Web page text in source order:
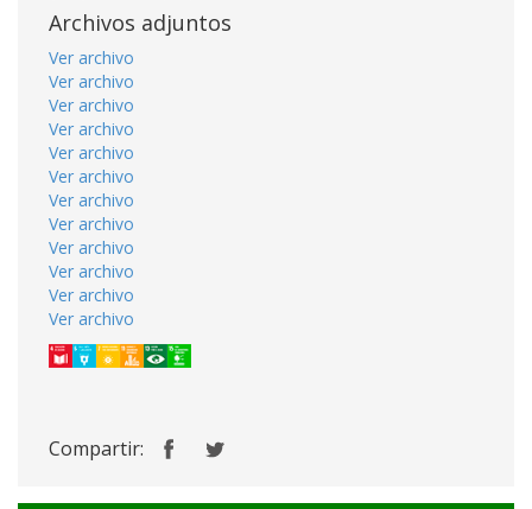
Archivos adjuntos
Ver archivo
Ver archivo
Ver archivo
Ver archivo
Ver archivo
Ver archivo
Ver archivo
Ver archivo
Ver archivo
Ver archivo
Ver archivo
Ver archivo
Compartir: